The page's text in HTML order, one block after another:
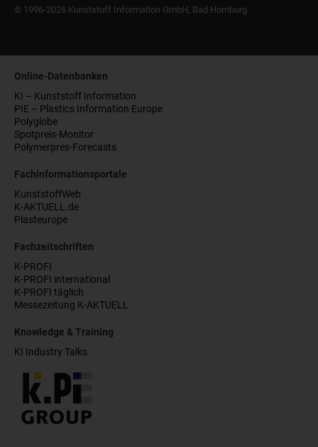
© 1996-2026 Kunststoff Information GmbH, Bad Homburg
Online-Datenbanken
KI – Kunststoff Information
PIE – Plastics Information Europe
Polyglobe
Spotpreis-Monitor
Polymerpres-Forecasts
Fachinformationsportale
KunststoffWeb
K-AKTUELL.de
Plasteurope
Fachzeitschriften
K-PROFI
K-PROFI international
K-PROFI täglich
Messezeitung K-AKTUELL
Knowledge & Training
KI Industry Talks